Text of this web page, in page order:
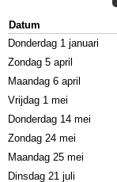
Datum
Donderdag 1 januari
Zondag 5 april
Maandag 6 april
Vrijdag 1 mei
Donderdag 14 mei
Zondag 24 mei
Maandag 25 mei
Dinsdag 21 juli